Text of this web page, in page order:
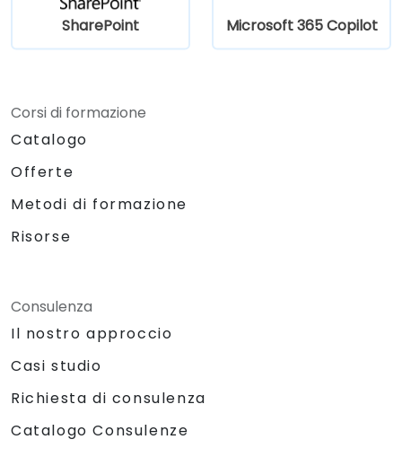
amministrativi reali, sull’automazione, sulla
conformità e sul miglioramento dell’adozione
SharePoint Microsoft 365 Copilot
Corsi di formazione
Catalogo
Offerte
Metodi di formazione
Risorse
Consulenza
Il nostro approccio
Casi studio
Richiesta di consulenza
Catalogo Consulenze